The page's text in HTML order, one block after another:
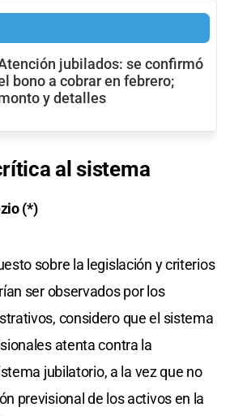
jubilados: se confirmó
bono a cobrar en febrero;
y detalles
al sistema
(*)
sobre la legislación y criterios
ser observados por los
considero que el sistema
atenta contra la
jubilatorio, a la vez que no
previsional de los activos en la